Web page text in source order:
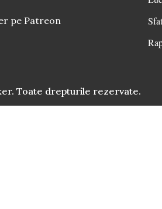
pe Patreon
Toate drepturile rezervate.